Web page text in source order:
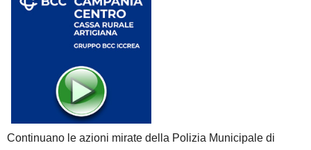
Continuano le azioni mirate della Polizia Municipale di